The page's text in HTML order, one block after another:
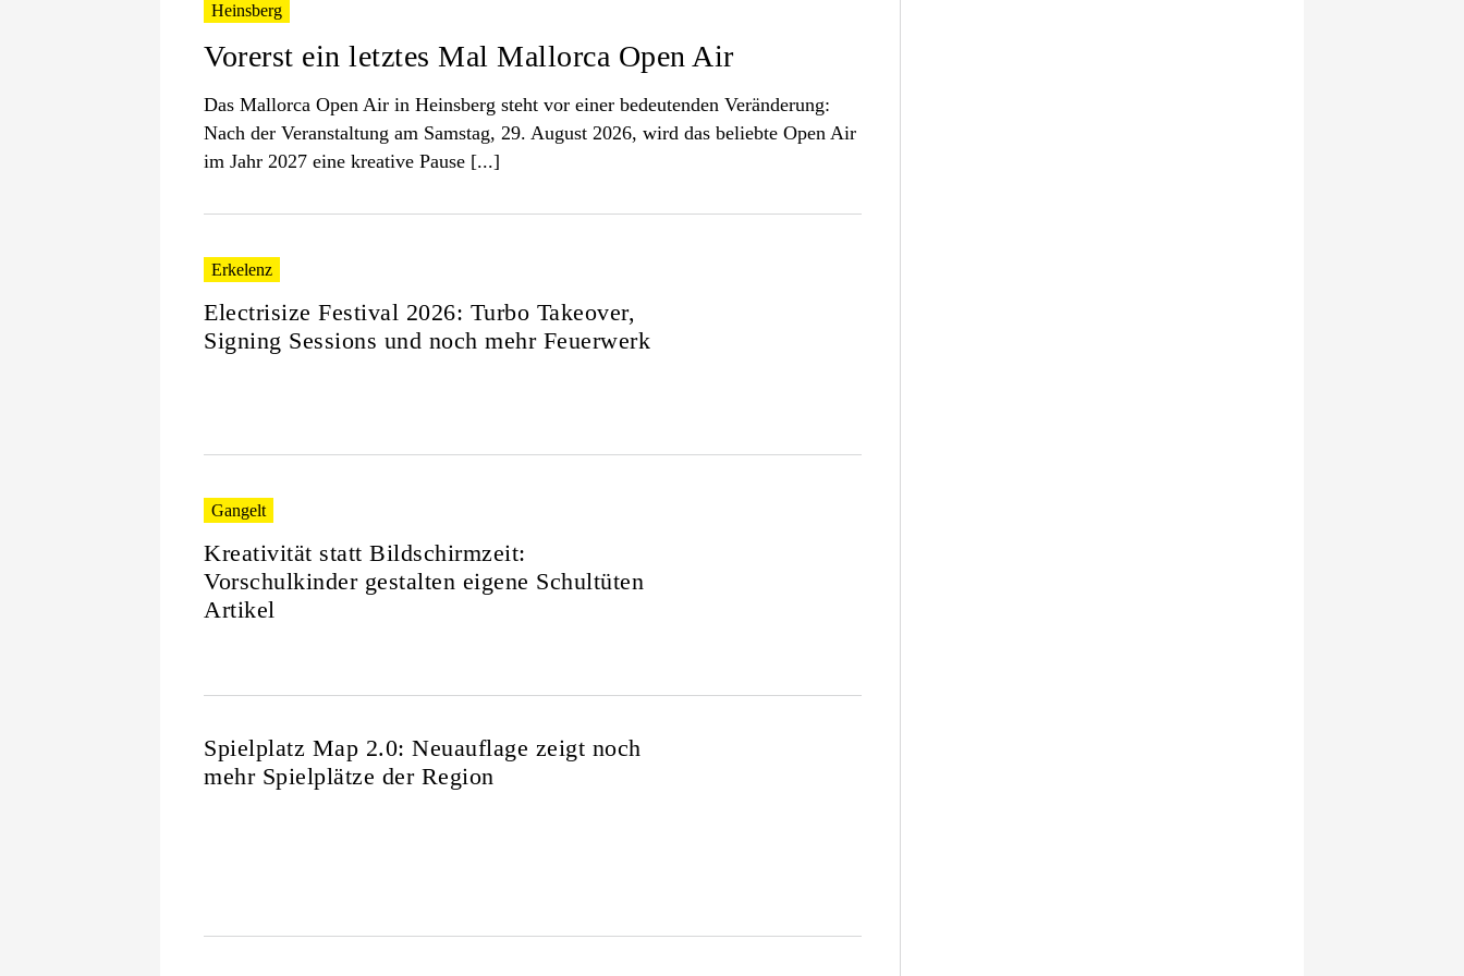
Heinsberg
Vorerst ein letztes Mal Mallorca Open Air
Das Mallorca Open Air in Heinsberg steht vor einer bedeutenden Veränderung:
Nach der Veranstaltung am Samstag, 29. August 2026, wird das beliebte Open Air
im Jahr 2027 eine kreative Pause [...]
Erkelenz
Electrisize Festival 2026: Turbo Takeover,
Signing Sessions und noch mehr Feuerwerk
Gangelt
Kreativität statt Bildschirmzeit:
Vorschulkinder gestalten eigene Schultüten
Artikel
Spielplatz Map 2.0: Neuauflage zeigt noch
mehr Spielplätze der Region